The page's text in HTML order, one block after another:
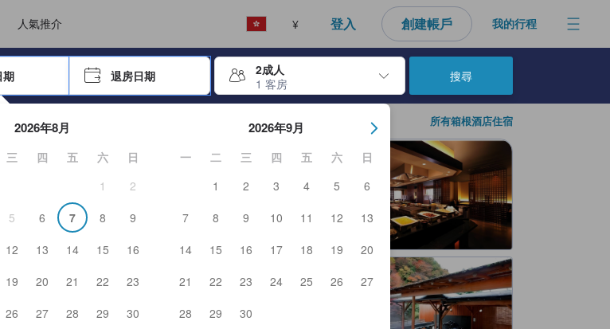
人氣推介 ¥ 登入 創建帳戶 我的行程
期 退房日期
2成人
1 客房
覽日期選擇器，並使用方向鍵瀏覽入住和退房日期。使用Enter鍵選擇日期後，入住日期將會選取。請重覆相同步驟以選
2026年8月
三 四 五 六
日
1
2
5 6 7 8
9
12 13 14 15
16
19 20 21 22
23
26 27 28 29
30
2026年9月
一 二 三 四 五 六
日
1
2 3 4 5
6
7
8 9 10 11 12
13
14
15 16 17 18 19
20
21
22 23 24 25 26
27
28
29 30
搜尋
所有箱根酒店住宿